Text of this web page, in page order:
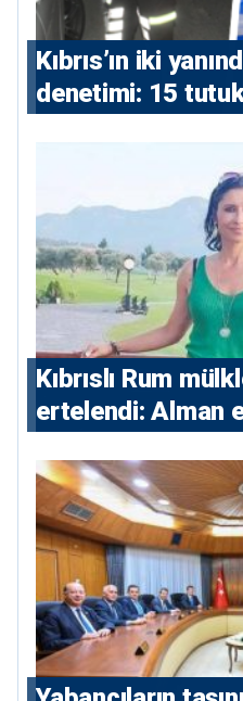
Kıbrıs’ın iki
denetimi: 15
Kıbrıslı Rum
ertelendi: Alman